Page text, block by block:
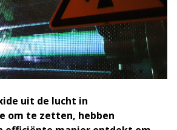
uit de lucht in
om te zetten, hebben